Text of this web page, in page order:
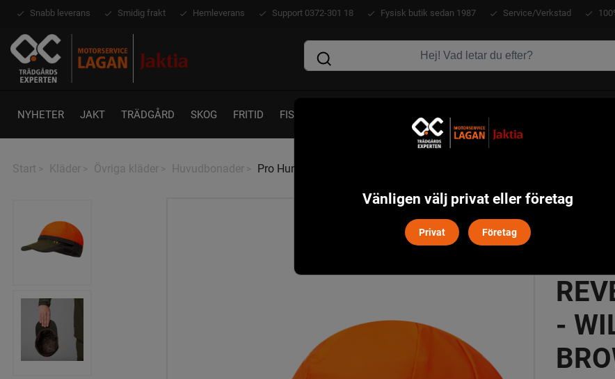
Snabb leverans Smidig frakt Hemleverans Support 0372-301 18 Fysisk butik sedan 1987 Service/Verkstad
NYHETER JAKT TRÄDGÅRD SKOG FRITID FISKE
Start > Kläder > Övriga kläder > Huvudbonader > Pro Hunter GTX Reversible Keps Härkila - Willow Green/Shadow Brown
-
Vänligen välj privat eller företag
Privat Företag